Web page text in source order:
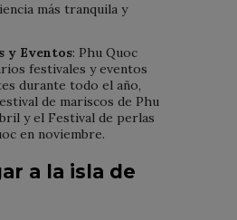
más tranquila y
y Eventos: Phu Quoc
festivales y eventos
durante todo el año,
de mariscos de Phu
y el Festival de perlas
en noviembre.
a la isla de